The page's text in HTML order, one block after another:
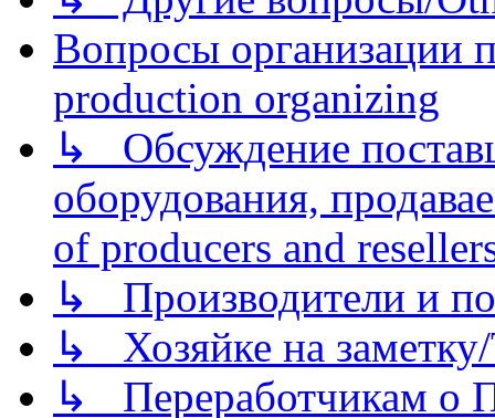
Вопросы организации
production organizing
↳ Обсуждение
оборудования,
of producers and
↳ Производители и
↳ Хозяйке на
↳ Переработчикам о